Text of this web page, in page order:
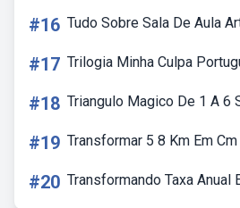
#16 Tudo Sobre Sala De Aula
#17 Trilogia Minha Culpa
#18 Triangulo Magico De 1 A 6
#19 Transformar 5 8 Km Em Cm
#20 Transformando Taxa Anual